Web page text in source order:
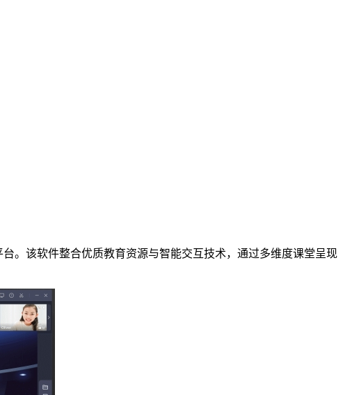
。该软件整合优质教育资源与智能交互技术，通过多维度课堂呈现